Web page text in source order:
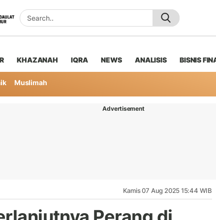
KHAZANAH IQRA NEWS ANALISIS BISNIS
Muslimah
Advertisement
Kamis 07 Aug 2025 15:44 WIB